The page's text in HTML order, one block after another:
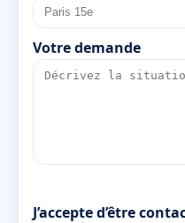
Votre demande
J’accepte d’être